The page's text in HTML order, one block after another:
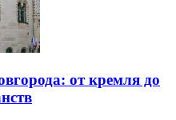
от кремля до